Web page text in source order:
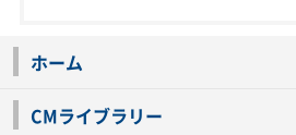
ホーム
CMライブラリー